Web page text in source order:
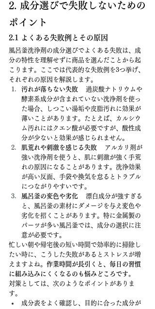
2. 成分選びで失敗しないための
ポイント
2.1 よくある失敗例とその原因
風呂釜洗浄剤の成分選びでよくある失敗は、成
分の特性を理解せずに商品を選んだことから起
こります。ここでは代表的な失敗例を3つ挙げ、
それぞれの原因を解説します。
汚れが落ちない失敗 過炭酸ナトリウムや
酵素系成分が含まれていない洗浄剤を使っ
た場合、しつこい湯垢や皮脂汚れに効果が
薄いことがあります。たとえば、カルシウ
ム汚れにはクエン酸が必要ですが、酸性成
分が少ないと効果が感じられません。
肌荒れや刺激を感じる失敗 アルカリ剤が
強い洗浄剤を使うと、肌に刺激が強く手荒
れの原因になることがあります。洗浄効果
が高い反面、手袋や換気を怠るとトラブル
につながりやすいです。
風呂釜の変色や劣化 漂白成分が強すぎる
と、風呂釜の素材にダメージを与え変色や
劣化を招くことがあります。特に金属製の
パーツが多い風呂釜では、成分の選択に注
意が必要です。
忙しい朝や帰宅後の短い時間で効率的に掃除し
たい時に、こうした失敗があるとストレスが増
えますよね。 作業時間が長引くと、毎日の習慣
に組み込みにくくなるのも悩みどころです。
対策としては、次のようなポイントがありま
す。
成分表をよく確認し、目的に合った成分が